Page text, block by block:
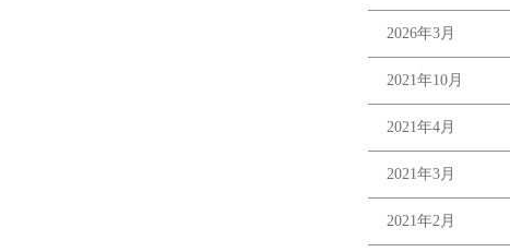
2026年3月
2021年10月
2021年4月
2021年3月
2021年2月